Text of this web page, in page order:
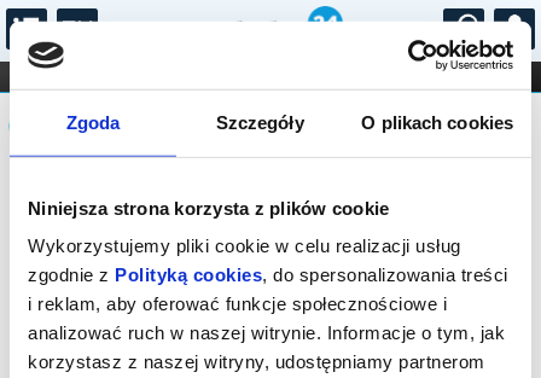
Zgoda Szczegóły O plikach cookies
Niniejsza strona korzysta z plików cookie
Wykorzystujemy pliki cookie w celu realizacji usług
zgodnie z Polityką cookies, do spersonalizowania treści
i reklam, aby oferować funkcje społecznościowe i
analizować ruch w naszej witrynie. Informacje o tym, jak
korzystasz z naszej witryny, udostępniamy partnerom
...
FILHARMONIA OPERA I BALET
STAND-UP
DLA DZIECI
Komunikat
Sprzedaż biletów on-line na wydarzenie
została zakończona.